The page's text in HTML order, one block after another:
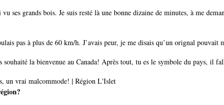
ses grands bois. Je suis resté là une bonne dizaine de minutes, à me
pas à plus de 60 km/h. J’avais peur, je me disais qu’un orignal
la bienvenue au Canada! Après tout, tu es le symbole du pays, il